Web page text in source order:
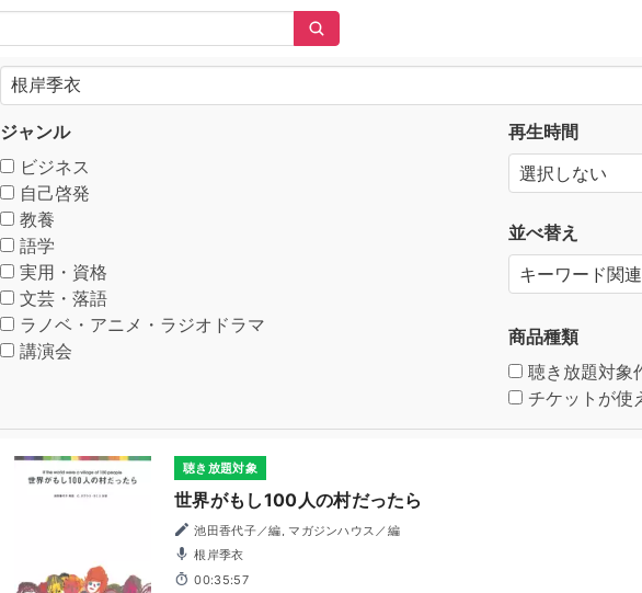
ジャンル
ビジネス
自己啓発
教養
語学
実用・資格
文芸・落語
ラノベ・アニメ・ラジオドラマ
講演会
再生時間
並べ替え
商品種類
聴き放題対象
チケットが使
聴き放題対象
世界がもし100人の村だったら
池田香代子／編, マガジンハウス／編
根岸季衣
00:35:57